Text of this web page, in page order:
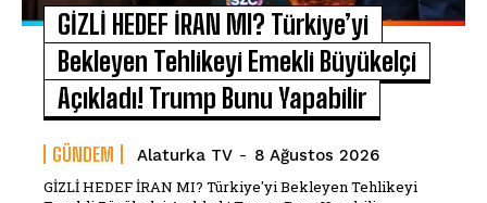
GİZLİ HEDEF İRAN MI? Türkiye’yi
Bekleyen Tehlikeyi Emekli Büyükelçi
Açıkladı! Trump Bunu Yapabilir
GÜNDEM Alaturka TV - 8 Ağustos 2026
GİZLİ HEDEF İRAN MI? Türkiye'yi Bekleyen Tehlikeyi